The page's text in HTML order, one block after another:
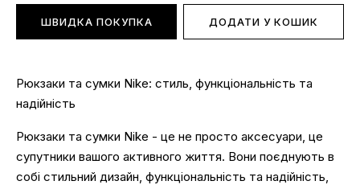
ШВИДКА ПОКУПКА ДОДАТИ У КОШИК
Рюкзаки та сумки Nike: стиль, функціональність та
надійність
Рюкзаки та сумки Nike - це не просто аксесуари, це
супутники вашого активного життя. Вони поєднують в
собі стильний дизайн, функціональність та надійність,